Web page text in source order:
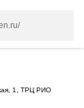
1, ТРЦ РИО